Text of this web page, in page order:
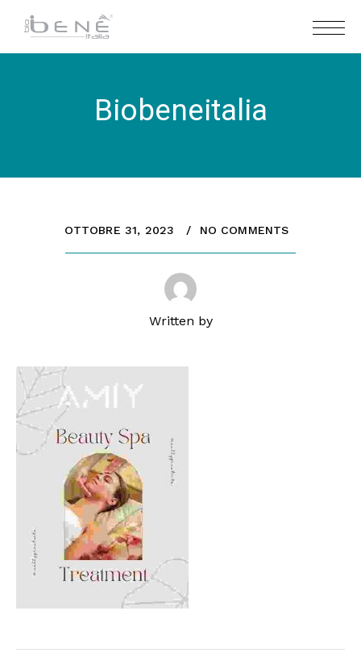
Biobeneitalia
OTTOBRE 31, 2023 NO COMMENTS
Written by